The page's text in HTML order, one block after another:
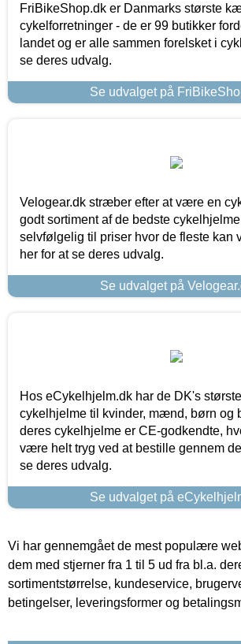
FriBikeShop.dk er Danmarks største
cykelforretninger - de er 99 butikker
landet og er alle sammen forelsket i
se deres udvalg.
Se udvalget på
Velogear.dk stræber efter at være en
godt sortiment af de bedste
selvfølgelig til priser hvor de fleste kan
her for at se deres udvalg.
Se udvalget på
Hos eCykelhjelm.dk har de DK's
cykelhjelme til kvinder, mænd, børn og
deres cykelhjelme er CE-godkendte,
være helt tryg ved at bestille gennem
se deres udvalg.
Se udvalget på
Vi har gennemgået de mest populære
dem med stjerner fra 1 til 5 ud fra bl.a.
sortimentstørrelse, kundeservice,
betingelser, leveringsformer og